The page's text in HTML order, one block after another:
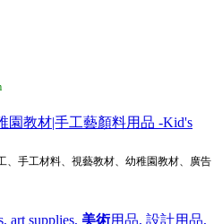
園教材|手工藝顏料用品 -Kid's
、手工材料、視藝教材、幼稚園教材、廣告
art supplies, 美術用品, 設計用品,